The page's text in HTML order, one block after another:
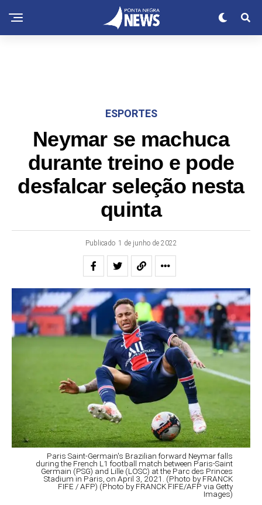
ESPORTES
Neymar se machuca
durante treino e pode
desfalcar seleção nesta
quinta
Publicado 1 de junho de 2022
Paris Saint-Germain's Brazilian forward Neymar falls
during the French L1 football match between Paris-Saint
Germain (PSG) and Lille (LOSC) at the Parc des Princes
Stadium in Paris, on April 3, 2021. (Photo by FRANCK
FIFE / AFP) (Photo by FRANCK FIFE/AFP via Getty
Images)